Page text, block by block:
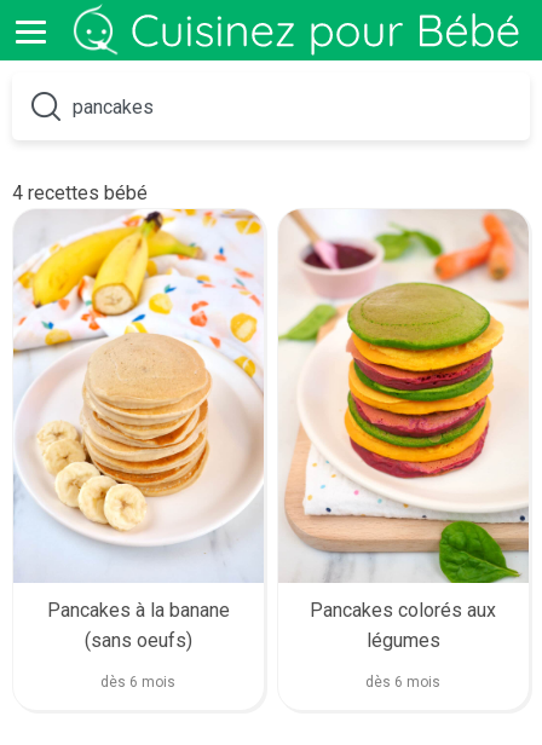
4 recettes bébé
Pancakes à la banane
(sans oeufs)
dès 6 mois
Pancakes colorés aux
légumes
dès 6 mois